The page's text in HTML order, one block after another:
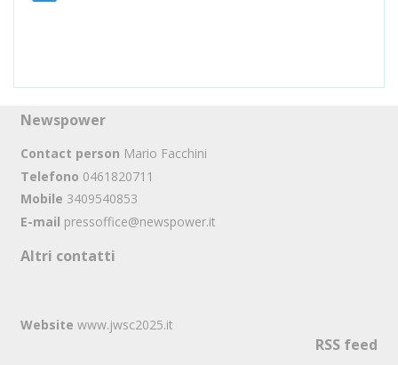
Newspower
Contact person Mario Facchini
Telefono 0461820711
Mobile 3409540853
E-mail pressoffice@newspower.it
Altri contatti
Website www.jwsc2025.it
RSS feed